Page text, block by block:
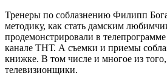
Тренеры по соблазнению Филипп
методику, как стать дамским
продемонстрировали в
канале ТНТ. А съемки и приемы
книжке. В том числе и многое из того,
телевизионщики.